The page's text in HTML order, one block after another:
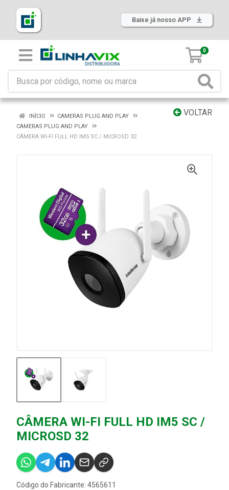
Baixe já nosso APP
0
VOLTAR
INÍCIO
CAMERAS PLUG AND PLAY
CAMERAS PLUG AND PLAY
CÂMERA WI-FI FULL HD IM5 SC / MICROSD 32
CÂMERA WI-FI FULL HD IM5 SC /
MICROSD 32
Código do Fabricante: 4565611